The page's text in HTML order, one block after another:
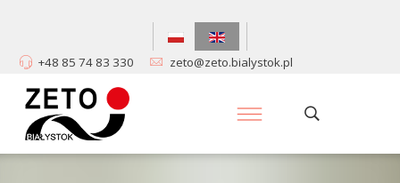
+48 85 74 83 330 zeto@zeto.bialystok.pl